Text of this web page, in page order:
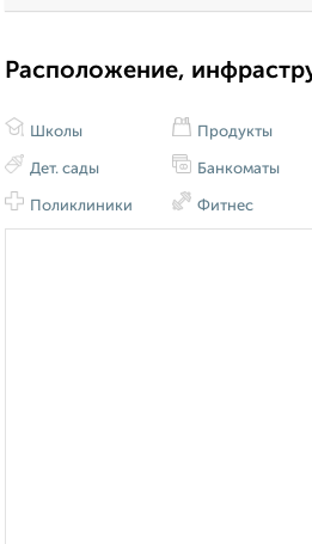
Расположение,
Школы
Дет. сады
Поликлиники
Продукты
Банкоматы
Фитнес